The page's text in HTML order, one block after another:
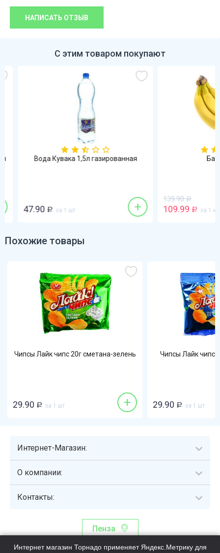
НАПИСАТЬ ОТЗЫВ
С этим товаром покупают
Вода Кувака 1,5л газированная
47.90 Р за 1 шт +
139.90 Р
109.99 Р за 1 кг
Похожие товары
Чипсы Лайк чипс 20г сметана-зелень
29.90 Р за 1 шт +
Чипсы Лайк чипс
29.90 Р за 1 шт
Интернет-Магазин:
О компании:
Контакты:
Пенза
Торнадо - интернет-гипермаркет, осуществляющий сборку,
Интернет магазин Торнадо применяет Яндекс.Метрику для